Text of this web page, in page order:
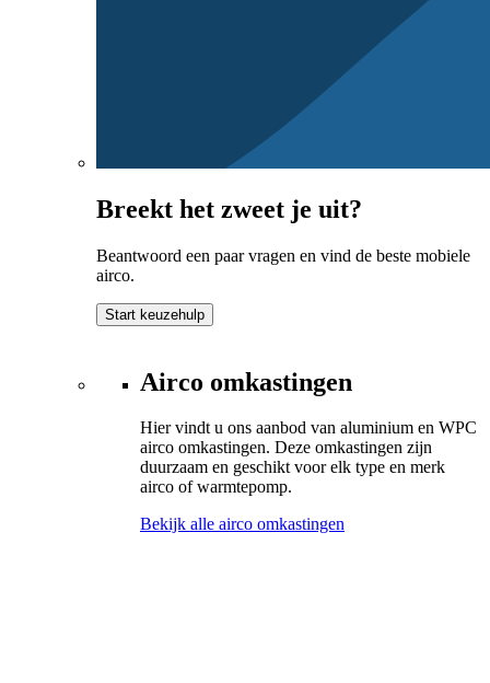
Breekt het zweet je uit?
Beantwoord een paar vragen en vind de beste mobiele
airco.
Start keuzehulp
Airco omkastingen
Hier vindt u ons aanbod van aluminium en WPC
airco omkastingen. Deze omkastingen zijn
duurzaam en geschikt voor elk type en merk
airco of warmtepomp.
Bekijk alle airco omkastingen